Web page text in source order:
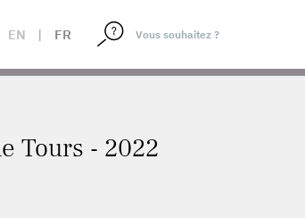
EN | FR
Tours - 2022